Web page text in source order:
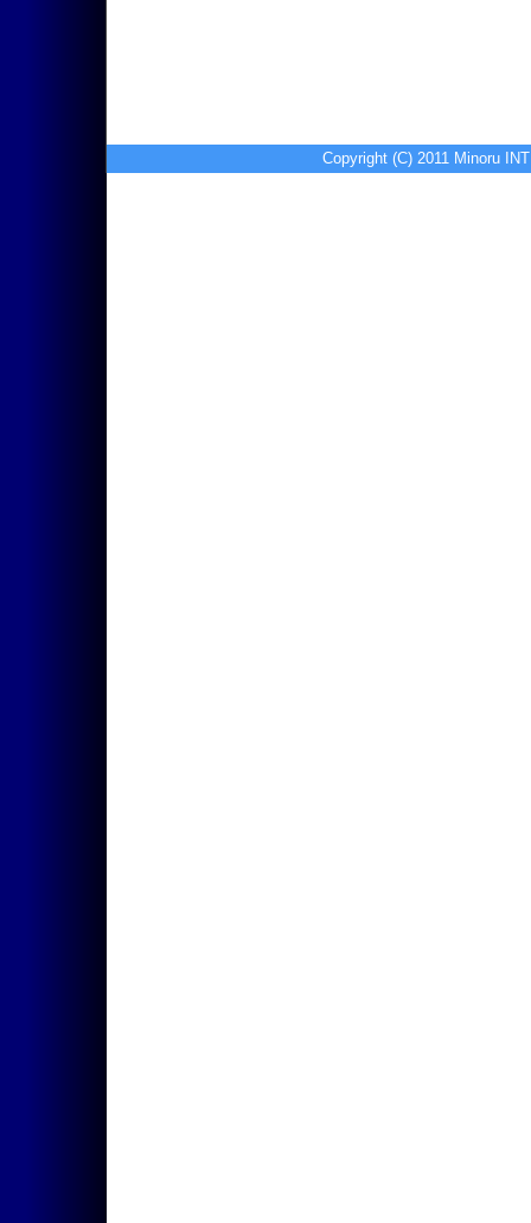
Copyright (C) 2011 Minoru